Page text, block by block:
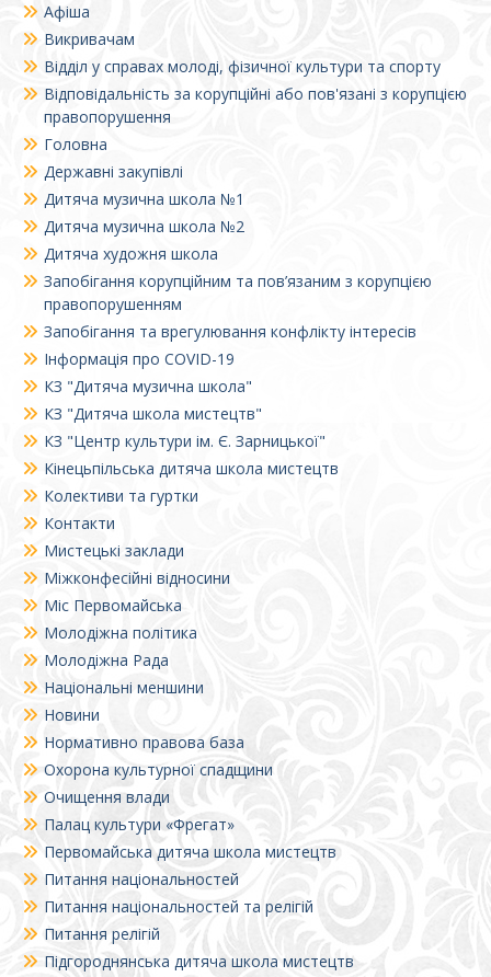
Афіша
Викривачам
Відділ у справах молоді, фізичної культури та спорту
Відповідальність за корупційні або пов'язані з корупцією
правопорушення
Головна
Державні закупівлі
Дитяча музична школа №1
Дитяча музична школа №2
Дитяча художня школа
Запобігання корупційним та пов’язаним з корупцією
правопорушенням
Запобігання та врегулювання конфлікту інтересів
Інформація про COVID-19
КЗ "Дитяча музична школа"
КЗ "Дитяча школа мистецтв"
КЗ "Центр культури ім. Є. Зарницької"
Кінецьпільська дитяча школа мистецтв
Колективи та гуртки
Контакти
Мистецькі заклади
Міжконфесійні відносини
Міс Первомайська
Молодіжна політика
Молодіжна Рада
Національні меншини
Новини
Нормативно правова база
Охорона культурної спадщини
Очищення влади
Палац культури «Фрегат»
Первомайська дитяча школа мистецтв
Питання національностей
Питання національностей та релігій
Питання релігій
Підгороднянська дитяча школа мистецтв